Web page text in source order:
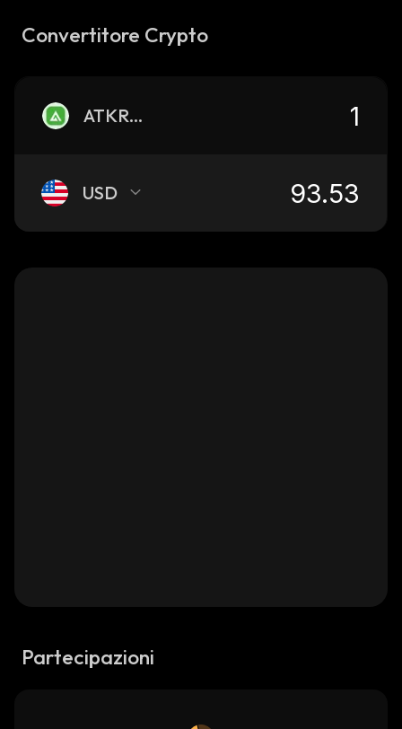
Convertitore Crypto
ATKRON
USD
Partecipazioni